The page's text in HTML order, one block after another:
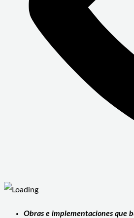
Obras e implementaciones que